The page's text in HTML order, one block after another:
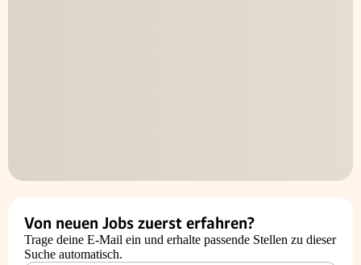
Von neuen Jobs zuerst erfahren?
Trage deine E-Mail ein und erhalte passende Stellen zu dieser
Suche automatisch.